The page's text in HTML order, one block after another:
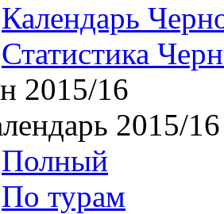
Календарь
Статистика
2015/16
2015/16
Полный
По турам